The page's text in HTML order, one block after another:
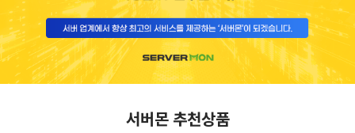
서버몬 추천상품